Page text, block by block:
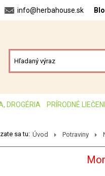
info@herbahouse.sk
DROGÉRIA PRÍRODNÉ
sa tu: Úvod Potraviny